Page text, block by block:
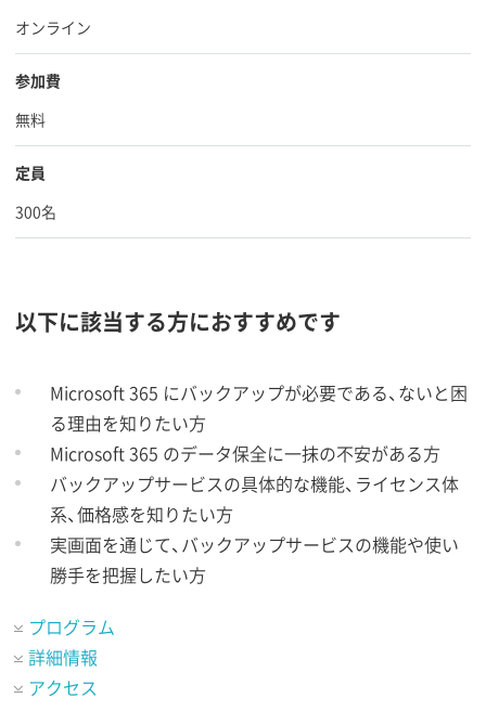
オンライン
参加費
無料
定員
300名
以下に該当する方におすすめです
Microsoft 365 にバックアップが必要である、ないと困
る理由を知りたい方
Microsoft 365 のデータ保全に一抹の不安がある方
バックアップサービスの具体的な機能、ライセンス体
系、価格感を知りたい方
実画面を通じて、バックアップサービスの機能や使い
勝手を把握したい方
プログラム
詳細情報
アクセス